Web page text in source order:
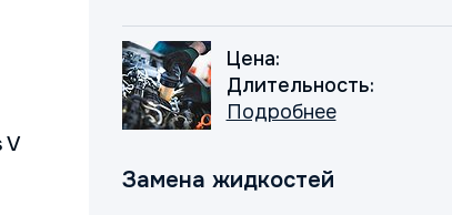
V
Цена:
Длительность:
Подробнее
Замена жидкостей